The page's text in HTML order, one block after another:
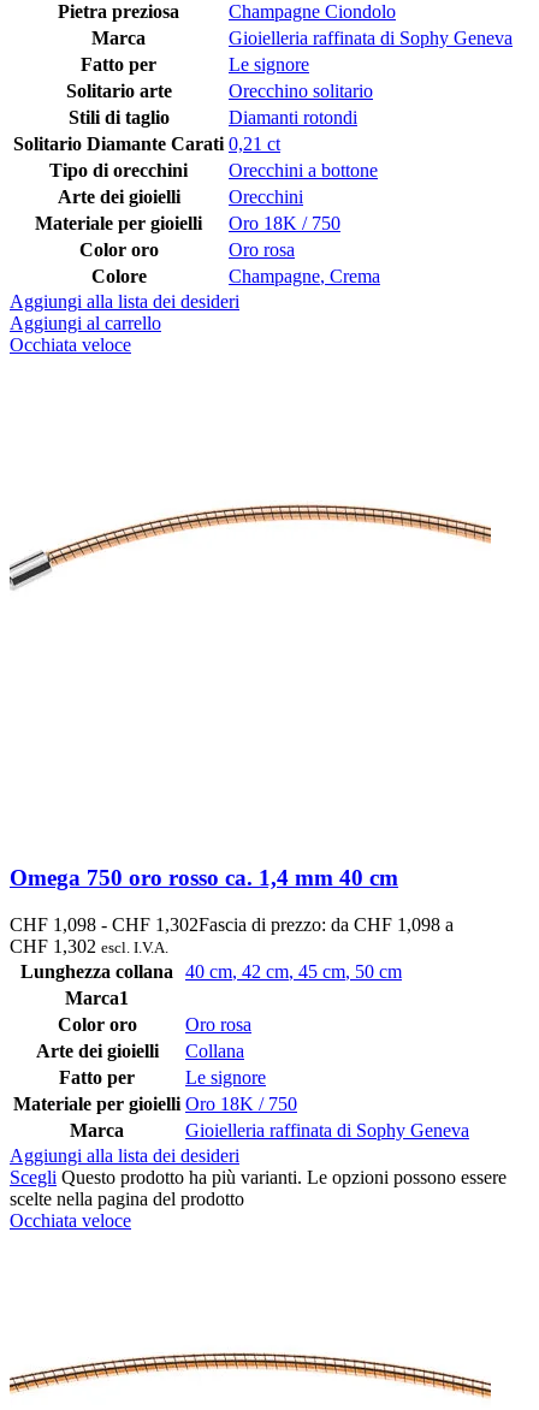
Pietra preziosa
Champagne Ciondolo
Marca
Gioielleria raffinata di Sophy Geneva
Fatto per
Le signore
Solitario arte
Orecchino solitario
Stili di taglio
Diamanti rotondi
Solitario Diamante Carati 0,21 ct
Tipo di orecchini
Orecchini a bottone
Arte dei gioielli
Orecchini
Materiale per gioielli
Oro 18K / 750
Color oro
Oro rosa
Colore
Champagne, Crema
Aggiungi alla lista dei desideri
Aggiungi al carrello
Occhiata veloce
Omega 750 oro rosso ca. 1,4 mm 40 cm
CHF 1,098 - CHF 1,302Fascia di prezzo: da CHF 1,098 a
CHF 1,302 escl. I.V.A.
Lunghezza collana 40 cm, 42 cm, 45 cm, 50 cm
Marca1
Color oro
Oro rosa
Arte dei gioielli
Collana
Fatto per
Le signore
Materiale per gioielli Oro 18K / 750
Marca
Gioielleria raffinata di Sophy Geneva
Aggiungi alla lista dei desideri
Scegli Questo prodotto ha più varianti. Le opzioni possono essere
scelte nella pagina del prodotto
Occhiata veloce